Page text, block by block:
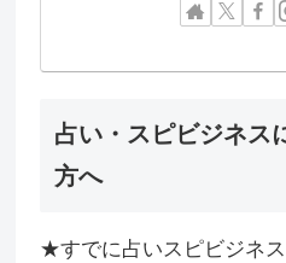
占い・スピビジネス
方へ
★すでに占いスピビジネ